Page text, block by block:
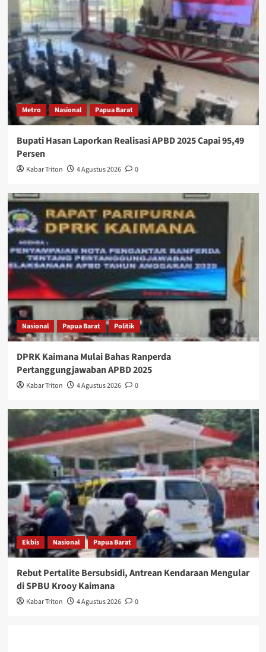
Metro Nasional Papua Barat
Bupati Hasan Laporkan Realisasi APBD 2025 Capai 95,49
Persen
Kabar Triton 4 Agustus 2026 0
Nasional Papua Barat Politik
DPRK Kaimana Mulai Bahas Ranperda
Pertanggungjawaban APBD 2025
Kabar Triton 4 Agustus 2026 0
Ekbis Nasional Papua Barat
Rebut Pertalite Bersubsidi, Antrean Kendaraan Mengular
di SPBU Krooy Kaimana
Kabar Triton 4 Agustus 2026 0